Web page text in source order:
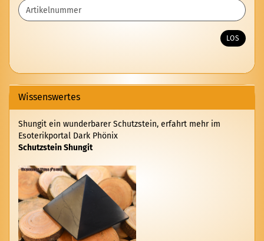
SIE
DIE
KATALOG
EIN.
LOS
Wissenswertes
Shungit ein wunderbarer Schutzstein, erfahrt mehr im
Esoterikportal Dark Phönix
Schutzstein Shungit